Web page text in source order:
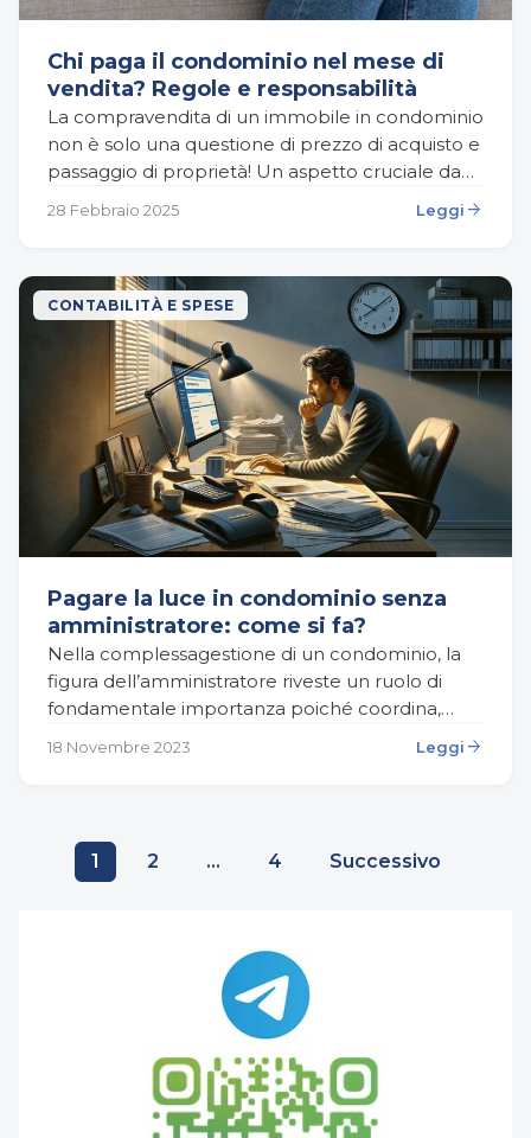
Chi paga il condominio nel mese di
vendita? Regole e responsabilità
La compravendita di un immobile in condominio
non è solo una questione di prezzo di acquisto e
passaggio di proprietà! Un aspetto cruciale da
considerare, spesso trascurato dai venditori e…
28 Febbraio 2025 Leggi arrow_forward
CONTABILITÀ E SPESE
Pagare la luce in condominio senza
amministratore: come si fa?
Nella complessagestione di un condominio, la
figura dell’amministratore riveste un ruolo di
fondamentale importanza poiché coordina,
controlla e organizza gli affari comuni all’interno
18 Novembre 2023 Leggi arrow_forward
Paginazione
degli
1 2 … 4 Successivo